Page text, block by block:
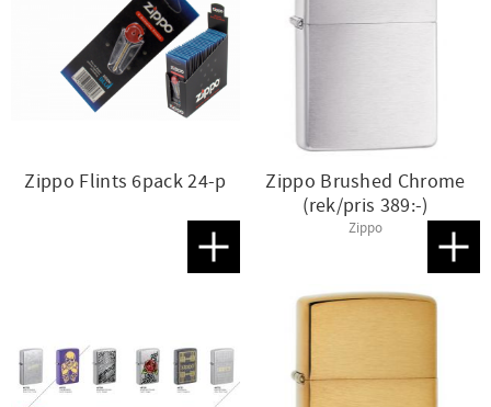
Zippo Flints 6pack 24-p
Lägg till i favoriter
Zippo Brushed Chrome
(rek/pris 389:-)
Zippo